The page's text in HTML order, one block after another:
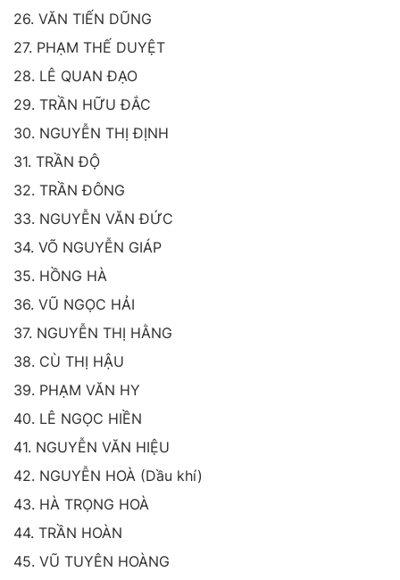
26. VĂN TIẾN DŨNG
27. PHẠM THẾ DUYỆT
28. LÊ QUAN ĐẠO
29. TRẦN HỮU ĐẮC
30. NGUYỄN THỊ ĐỊNH
31. TRẦN ĐỘ
32. TRẦN ĐÔNG
33. NGUYỄN VĂN ĐỨC
34. VÕ NGUYỄN GIÁP
35. HỒNG HÀ
36. VŨ NGỌC HẢI
37. NGUYỄN THỊ HẰNG
38. CÙ THỊ HẬU
39. PHẠM VĂN HY
40. LÊ NGỌC HIỀN
41. NGUYỄN VĂN HIỆU
42. NGUYỄN HOÀ (Dầu khí)
43. HÀ TRỌNG HOÀ
44. TRẦN HOÀN
45. VŨ TUYÊN HOÀNG